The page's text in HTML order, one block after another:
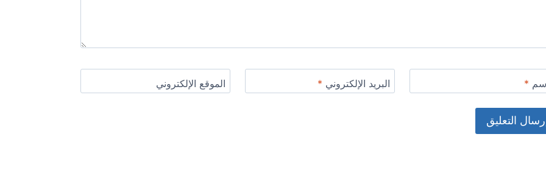
* البريد الإلكتروني * الموقع الإلكتروني